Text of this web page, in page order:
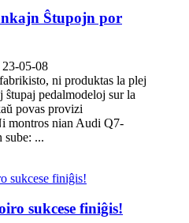
Ŝtupojn por
23-05-08
ni produktas la plej
pedalmodeloj sur la
povas provizi
montros nian Audi Q7-
sube: ...
sukcese finiĝis!